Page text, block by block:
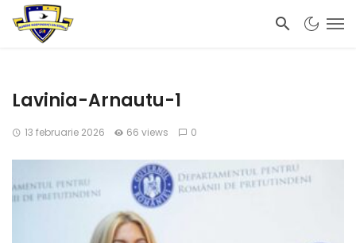
Lavinia-Arnautu-1
13 februarie 2026 66 views 0